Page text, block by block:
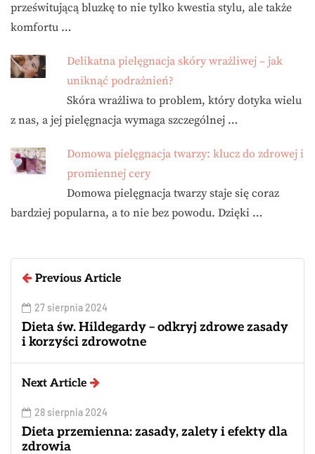
prześwitującą bluzkę to nie tylko kwestia stylu, ale także
komfortu …
Delikatna pielęgnacja skóry wrażliwej – jak
uniknąć podrażnień?
Skóra wrażliwa to problem, który dotyka wielu
z nas, a jej pielęgnacja wymaga szczególnej …
Domowa pielęgnacja twarzy: klucz do zdrowej i
promiennej cery
Domowa pielęgnacja twarzy staje się coraz
bardziej popularna, a to nie bez powodu. Dzięki …
Previous Article
27 sierpnia 2024
Dieta św. Hildegardy – odkryj zdrowe zasady
i korzyści zdrowotne
Next Article
28 sierpnia 2024
Dieta przemienna: zasady, zalety i efekty dla
zdrowia